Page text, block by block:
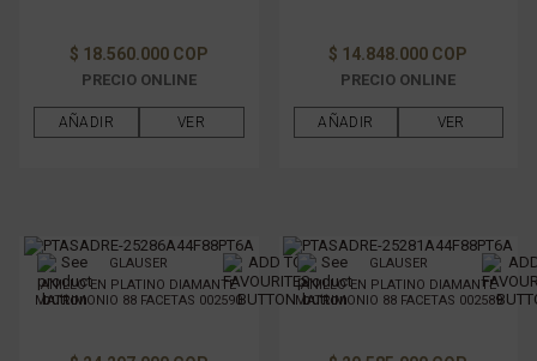
$ 18.560.000 COP
PRECIO ONLINE
AÑADIR VER
$ 14.848.000 COP
PRECIO ONLINE
AÑADIR VER
GLAUSER
ANILLO EN PLATINO DIAMANTE
MATRIMONIO 88 FACETAS 002590
GLAUSER
ANILLO EN PLATINO DIAMANTE
MATRIMONIO 88 FACETAS 002589